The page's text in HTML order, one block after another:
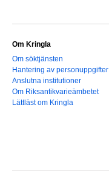
Om Kringla
Om söktjänsten
Hantering av personuppgifter
Anslutna institutioner
Om Riksantikvarieämbetet
Lättläst om Kringla